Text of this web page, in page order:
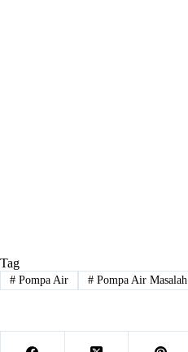
Tag
#Pompa Air #Pompa Air Masalah